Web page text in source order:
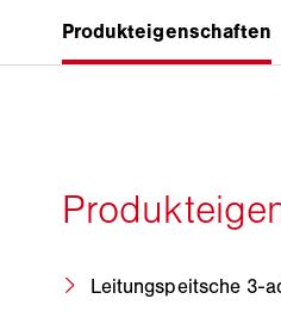
Leitungspeitsche 3-